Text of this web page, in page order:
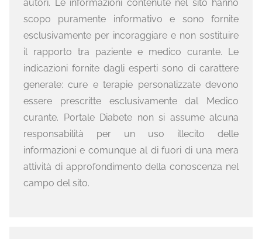
autori. Le informazioni contenute nel sito hanno
scopo puramente informativo e sono fornite
esclusivamente per incoraggiare e non sostituire
il rapporto tra paziente e medico curante. Le
indicazioni fornite dagli esperti sono di carattere
generale: cure e terapie personalizzate devono
essere prescritte esclusivamente dal Medico
curante. Portale Diabete non si assume alcuna
responsabilità per un uso illecito delle
informazioni e comunque al di fuori di una mera
attività di approfondimento della conoscenza nel
campo del sito.